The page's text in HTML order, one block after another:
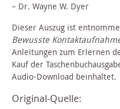
– Dr. Wayne W. Dyer
Dieser Auszug ist
Bewusste
Anleitungen zum Erlernen
Kauf der
Audio-Download beinhaltet.
Original-Quelle: